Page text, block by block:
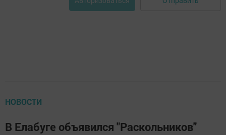
НОВОСТИ
В Елабуге объявился "Раскольников"